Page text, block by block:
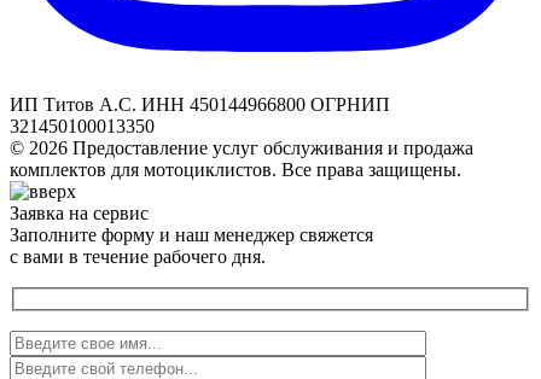
ИП Титов А.С. ИНН 450144966800 ОГРНИП
321450100013350
© 2026 Предоставление услуг обслуживания и продажа
комплектов для мотоциклистов. Все права защищены.
Заявка на сервис
Заполните форму и наш менеджер свяжется
с вами в течение рабочего дня.